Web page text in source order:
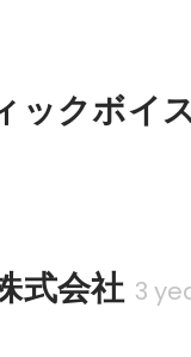
ックボイ
式会社 3